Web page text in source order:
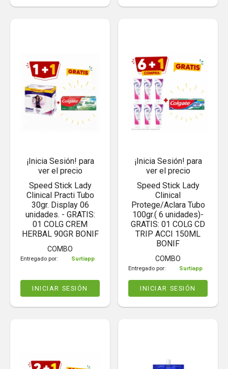
¡Inicia Sesión! para
ver el precio
Speed Stick Lady
Clinical Practi Tubo
30gr. Display 06
unidades. - GRATIS:
01 COLG CREM
HERBAL 90GR BONIF
COMBO
Entregado por: Surtiapp
INICIAR SESIÓN
¡Inicia Sesión! para
ver el precio
Speed Stick Lady
Clinical
Protege/Aclara Tubo
100gr.( 6 unidades)-
GRATIS: 01 COLG CD
TRIP ACCI 150ML
BONIF
COMBO
Entregado por: Surtiapp
INICIAR SESIÓN